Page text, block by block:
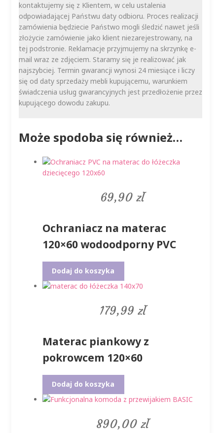
kontaktujemy się z Klientem, w celu ustalenia
odpowiadającej Państwu daty odbioru. Proces realizacji
zamówienia będziecie Państwo mogli śledzić nawet jeśli
złożycie zamówienie jako klient niezarejestrowany, na
tej podstronie. Reklamacje przyjmujemy na skrzynkę e-
mail wraz ze zdjęciem. Staramy się je realizować jak
najszybciej. Termin gwarancji wynosi 24 miesiące i liczy
się od daty sprzedaży mebli kupującemu, warunkiem
świadczenia usług gwarancyjnych jest przedłożenie przez
kupującego dowodu zakupu.
Może spodoba się również…
69,90 zł
Ochraniacz na materac
120×60 wodoodporny PVC
Dodaj do koszyka
179,99 zł
Materac piankowy z
pokrowcem 120×60
Dodaj do koszyka
890,00 zł